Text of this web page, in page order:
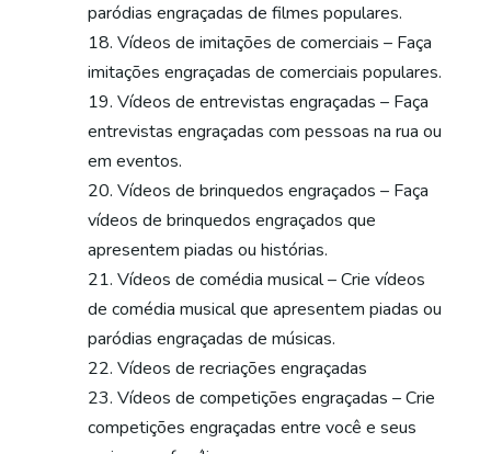
paródias engraçadas de filmes populares.
Vídeos de imitações de comerciais – Faça
imitações engraçadas de comerciais populares.
Vídeos de entrevistas engraçadas – Faça
entrevistas engraçadas com pessoas na rua ou
em eventos.
Vídeos de brinquedos engraçados – Faça
vídeos de brinquedos engraçados que
apresentem piadas ou histórias.
Vídeos de comédia musical – Crie vídeos
de comédia musical que apresentem piadas ou
paródias engraçadas de músicas.
Vídeos de recriações engraçadas
Vídeos de competições engraçadas – Crie
competições engraçadas entre você e seus